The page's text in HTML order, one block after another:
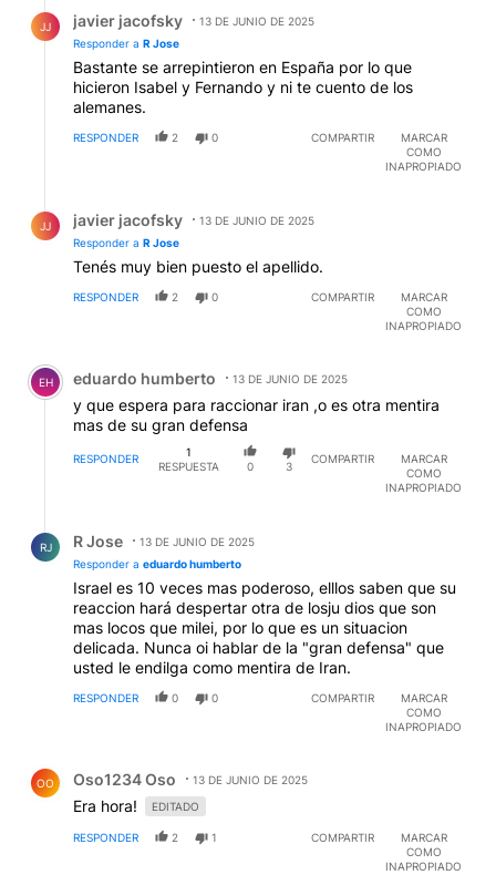
JJ javier jacofsky
13 DE JUNIO DE 2025
Responder a R Jose
Bastante se arrepintieron en España por lo que
hicieron Isabel y Fernando y ni te cuento de los
alemanes.
RESPONDER 2 0 COMPARTIR
MARCAR
COMO
INAPROPIADO
JJ javier jacofsky
13 DE JUNIO DE 2025
Responder a R Jose
Tenés muy bien puesto el apellido.
RESPONDER 2 0 COMPARTIR
MARCAR
COMO
INAPROPIADO
Comentario de eduardo humberto.
EH eduardo humberto 13 DE JUNIO DE 2025
y que espera para raccionar iran ,o es otra mentira
mas de su gran defensa
RESPONDER
1
RESPUESTA
0 3
COMPARTIR
MARCAR
COMO
INAPROPIADO
RJ R Jose
13 DE JUNIO DE 2025
Responder a eduardo humberto
Israel es 10 veces mas poderoso, elllos saben que su
reaccion hará despertar otra de losju dios que son
mas locos que milei, por lo que es un situacion
delicada. Nunca oi hablar de la "gran defensa" que
usted le endilga como mentira de Iran.
RESPONDER 0 0 COMPARTIR
MARCAR
COMO
INAPROPIADO
OO Oso1234 Oso 13 DE JUNIO DE 2025
Era hora! EDITADO
RESPONDER 2 1 COMPARTIR
MARCAR
COMO
INAPROPIADO